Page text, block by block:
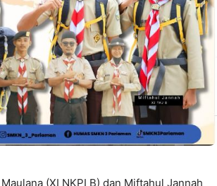
(XI NKPI B) dan Miftahul Jannah